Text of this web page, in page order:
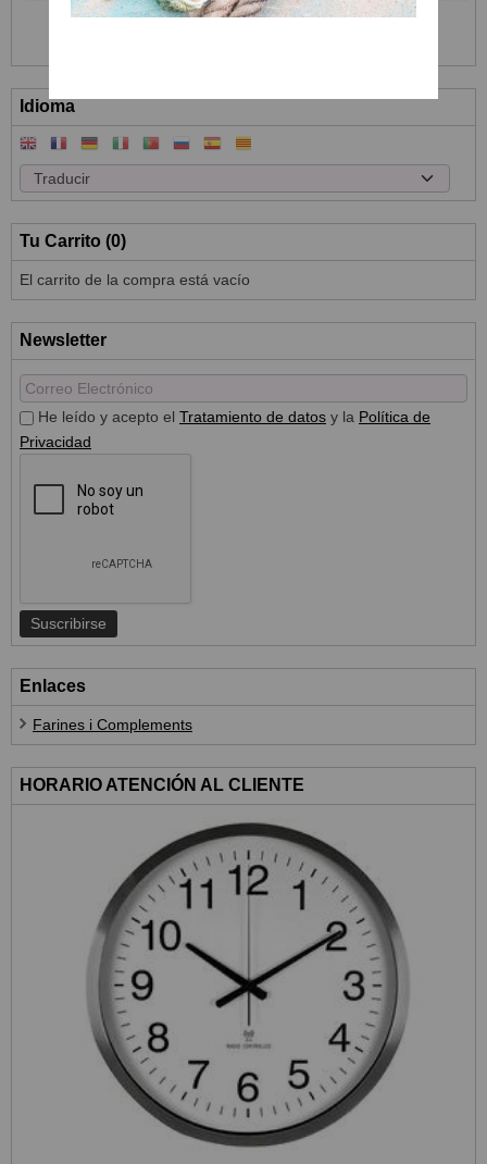
Idioma
Tu Carrito (0)
El carrito de la compra está vacío
Newsletter
He leído y acepto el Tratamiento de datos y la Política de
Privacidad
Enlaces
Farines i Complements
HORARIO ATENCIÓN AL CLIENTE